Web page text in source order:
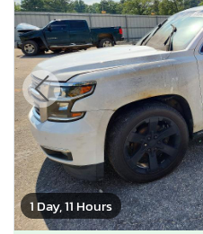
1 Day, 11 Hours